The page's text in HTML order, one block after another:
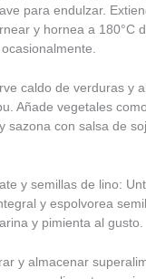
para endulzar.
y hornea a 180°C
caldo de verduras y
Añade vegetales
sazona con salsa de
y semillas de lino:
y espolvorea
y pimienta al gusto.
y almacenar